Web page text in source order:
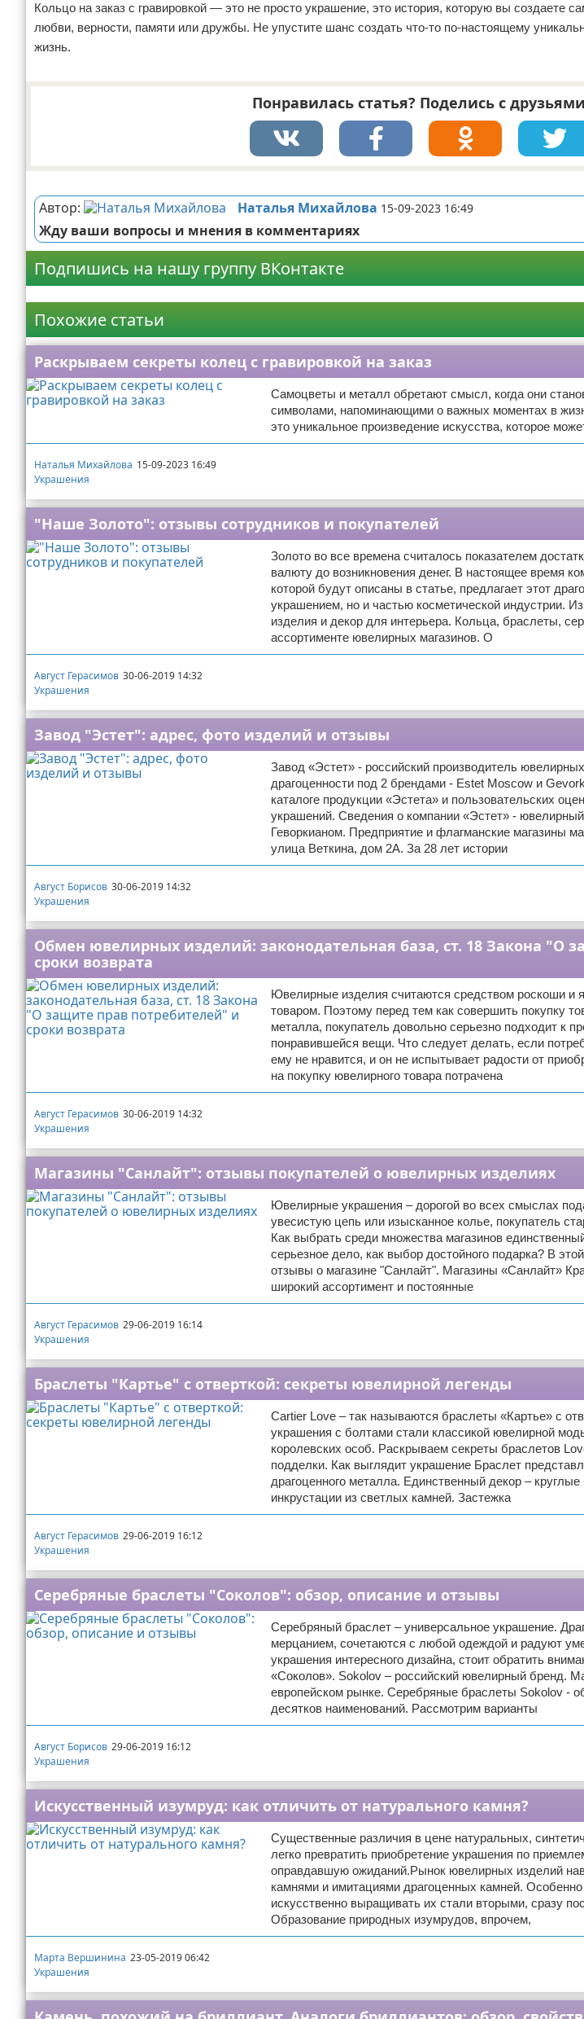
Кольцо на заказ с гравировкой — это не просто украшение, это история, которую вы создаете
любви, верности, памяти или дружбы. Не упустите шанс создать что-то по-настоящему
жизнь.
Понравилась статья? Поделись с
Автор: Наталья Михайлова 15-09-2023 16:49
Жду ваши вопросы и мнения в комментариях
Подпишись на нашу группу ВКонтакте
Похожие статьи
Раскрываем секреты колец с гравировкой на заказ
Самоцветы и металл обретают смысл, когда они
символами, напоминающими о важных моментах в
это уникальное произведение искусства, которое
Наталья Михайлова 15-09-2023 16:49
Украшения
"Наше Золото": отзывы сотрудников и покупателей
Золото во все времена считалось показателем
валюту до возникновения денег. В настоящее время
которой будут описаны в статье, предлагает этот
украшением, но и частью косметической индустрии.
изделия и декор для интерьера. Кольца, браслеты,
ассортименте ювелирных магазинов. О
Август Герасимов 30-06-2019 14:32
Украшения
Завод "Эстет": адрес, фото изделий и отзывы
Завод «Эстет» - российский производитель
драгоценности под 2 брендами - Estet Moscow и
каталоге продукции «Эстета» и пользовательских
украшений. Сведения о компании «Эстет» -
Геворкианом. Предприятие и флагманские магазины
улица Веткина, дом 2А. За 28 лет истории
Август Борисов 30-06-2019 14:32
Украшения
Обмен ювелирных изделий: законодательная база, ст. 18 Закона "О
сроки возврата
Ювелирные изделия считаются средством роскоши и
товаром. Поэтому перед тем как совершить покупку
металла, покупатель довольно серьезно подходит к
понравившейся вещи. Что следует делать, если
ему не нравится, и он не испытывает радости от
на покупку ювелирного товара потрачена
Август Герасимов 30-06-2019 14:32
Украшения
Магазины "Санлайт": отзывы покупателей о ювелирных изделиях
Ювелирные украшения – дорогой во всех смыслах
увесистую цепь или изысканное колье, покупатель
Как выбрать среди множества магазинов
серьезное дело, как выбор достойного подарка? В
отзывы о магазине "Санлайт". Магазины «Санлайт»
широкий ассортимент и постоянные
Август Герасимов 29-06-2019 16:14
Украшения
Браслеты "Картье" с отверткой: секреты ювелирной легенды
Cartier Love – так называются браслеты «Картье» с
украшения с болтами стали классикой ювелирной
королевских особ. Раскрываем секреты браслетов
подделки. Как выглядит украшение Браслет
драгоценного металла. Единственный декор –
инкрустации из светлых камней. Застежка
Август Герасимов 29-06-2019 16:12
Украшения
Серебряные браслеты "Соколов": обзор, описание и отзывы
Серебряный браслет – универсальное украшение.
мерцанием, сочетаются с любой одеждой и радуют
украшения интересного дизайна, стоит обратить
«Соколов». Sokolov – российский ювелирный бренд.
европейском рынке. Серебряные браслеты Sokolov -
десятков наименований. Рассмотрим варианты
Август Борисов 29-06-2019 16:12
Украшения
Искусственный изумруд: как отличить от натурального камня?
Существенные различия в цене натуральных,
легко превратить приобретение украшения по
оправдавшую ожиданий.Рынок ювелирных изделий
камнями и имитациями драгоценных камней.
искусственно выращивать их стали вторыми, сразу
Образование природных изумрудов, впрочем,
Марта Вершинина 23-05-2019 06:42
Украшения